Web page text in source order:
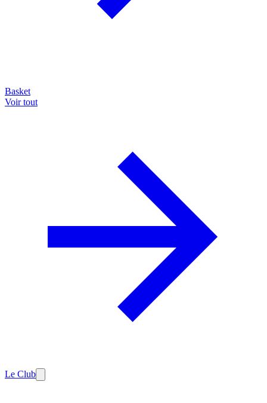
Basket
Voir tout
Le Club